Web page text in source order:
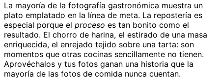
La mayoría de la fotografía gastronómica muestra un
plato emplatado en la línea de meta. La repostería es
especial porque el proceso es tan bonito como el
resultado. El chorro de harina, el estirado de una masa
enriquecida, el enrejado tejido sobre una tarta: son
momentos que otras cocinas sencillamente no tienen.
Aprovéchalos y tus fotos ganan una historia que la
mayoría de las fotos de comida nunca cuentan.